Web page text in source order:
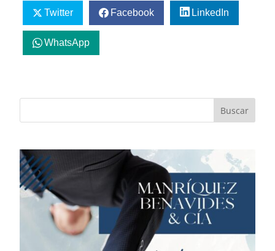
Twitter Facebook LinkedIn
WhatsApp